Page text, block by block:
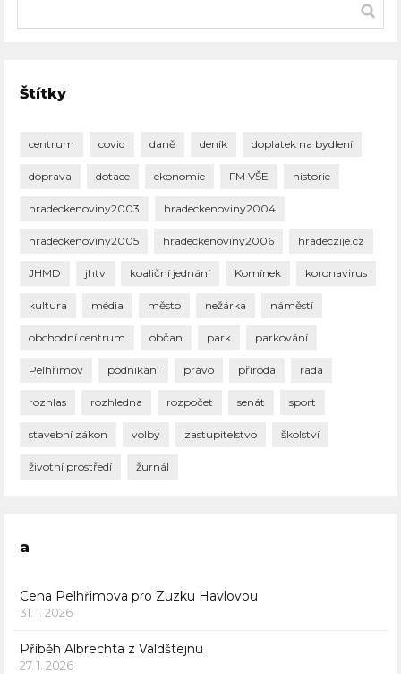
Štítky
centrum covid daně deník doplatek na bydlení
doprava dotace ekonomie FM VŠE historie
hradeckenoviny2003 hradeckenoviny2004
hradeckenoviny2005 hradeckenoviny2006 hradeczije.cz
JHMD jhtv koaliční jednání Komínek koronavirus
kultura média město nežárka náměstí
obchodní centrum občan park parkování
Pelhřimov podnikání právo příroda rada
rozhlas rozhledna rozpočet senát sport
stavební zákon volby zastupitelstvo školství
životní prostředí žurnál
a
Cena Pelhřimova pro Zuzku Havlovou
31. 1. 2026
Příběh Albrechta z Valdštejnu
27. 1. 2026